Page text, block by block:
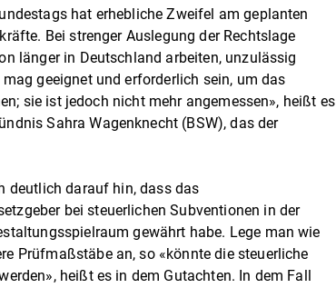
hat erhebliche Zweifel am geplanten
Bei strenger Auslegung der Rechtslage
länger in Deutschland arbeiten, unzulässig
geeignet und erforderlich sein, um das
sie ist jedoch nicht mehr angemessen», heißt es
Sahra Wagenknecht (BSW), das der
deutlich darauf hin, dass das
bei steuerlichen Subventionen in der
gewährt habe. Lege man wie
Prüfmaßstäbe an, so «könnte die steuerliche
heißt es in dem Gutachten. In dem Fall